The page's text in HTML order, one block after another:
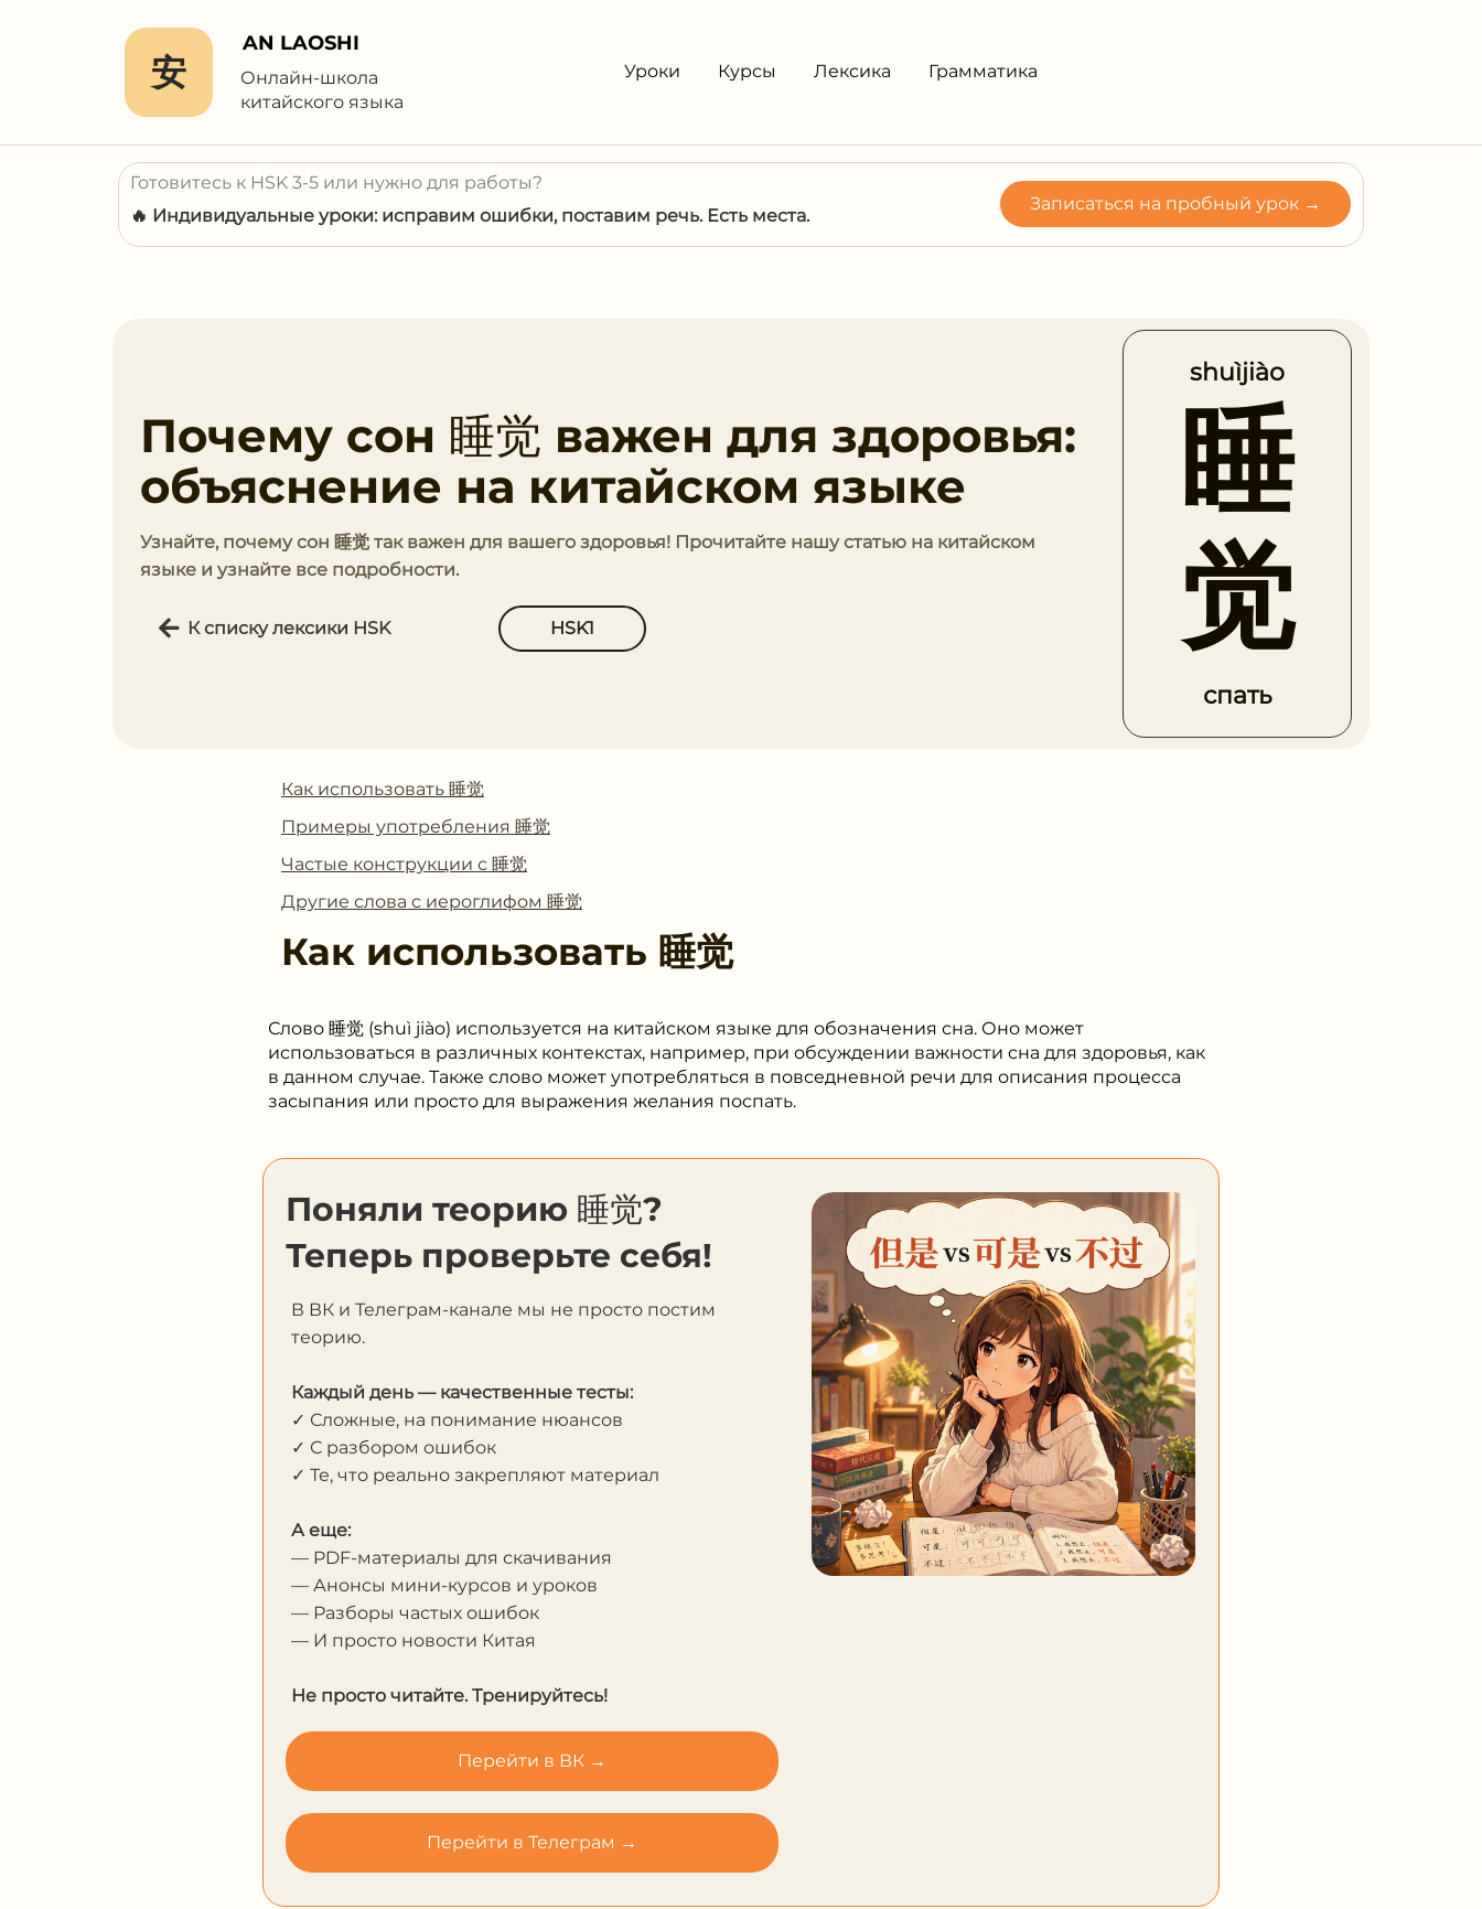
安
AN LAOSHI
Онлайн-школа
китайского языка
Уроки Курсы Лексика Грамматика
Готовитесь к HSK 3-5 или нужно для работы?
🔥 Индивидуальные уроки: исправим ошибки, поставим речь. Есть места.
Записаться на пробный урок →
Почему сон 睡觉 важен для здоровья:
объяснение на китайском языке
Узнайте, почему сон 睡觉 так важен для вашего здоровья! Прочитайте нашу статью на китайском
языке и узнайте все подробности.
К списку лексики HSK HSK1
shuìjiào
睡
觉
спать
Как использовать 睡觉
Примеры употребления 睡觉
Частые конструкции с 睡觉
Другие слова с иероглифом 睡觉
Как использовать 睡觉
Слово 睡觉 (shuì jiào) используется на китайском языке для обозначения сна. Оно может
использоваться в различных контекстах, например, при обсуждении важности сна для здоровья, как
в данном случае. Также слово может употребляться в повседневной речи для описания процесса
засыпания или просто для выражения желания поспать.
Поняли теорию 睡觉?
Теперь проверьте себя!
В ВК и Телеграм-канале мы не просто постим
теорию.
Каждый день — качественные тесты:
✓ Сложные, на понимание нюансов
✓ С разбором ошибок
✓ Те, что реально закрепляют материал
А еще:
— PDF-материалы для скачивания
— Анонсы мини-курсов и уроков
— Разборы частых ошибок
— И просто новости Китая
Не просто читайте. Тренируйтесь!
Перейти в ВК →
Перейти в Телеграм →